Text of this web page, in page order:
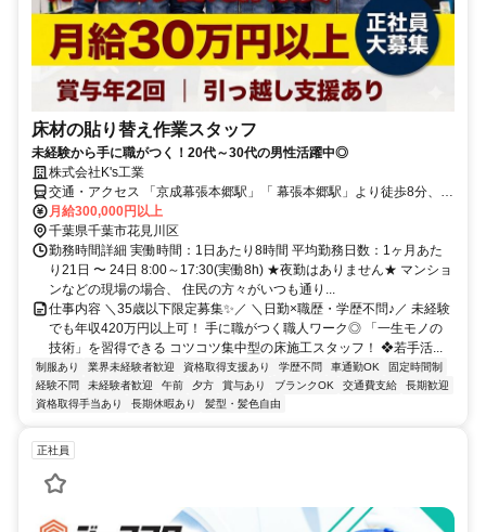
床材の貼り替え作業スタッフ
未経験から手に職がつく！20代～30代の男性活躍中◎
株式会社K's工業
交通・アクセス 「京成幕張本郷駅」「 幕張本郷駅」より徒歩8分、
「京成大久保駅」より徒歩21分
月給300,000円以上
千葉県千葉市花見川区
勤務時間詳細 実働時間：1日あたり8時間 平均勤務日数：1ヶ月あた
り21日 〜 24日 8:00～17:30(実働8h) ★夜勤はありません★ マンショ
ンなどの現場の場合、 住民の方々がいつも通り...
仕事内容 ＼35歳以下限定募集✨／ ＼日勤×職歴・学歴不問♪／ 未経験
でも年収420万円以上可！ 手に職がつく職人ワーク◎ 「一生モノの
技術」を習得できる コツコツ集中型の床施工スタッフ！ ❖若手活...
制服あり 業界未経験者歓迎 資格取得支援あり 学歴不問 車通勤OK
固定時間制
経験不問
未経験者歓迎 午前 夕方 賞与あり ブランクOK 交通費支給
長期歓迎
資格取得手当あり
長期休暇あり 髪型・髪色自由
正社員